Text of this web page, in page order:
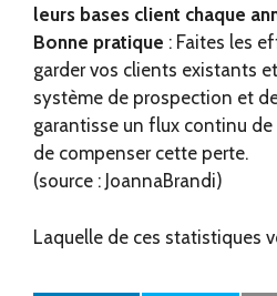
leurs bases client chaque
Bonne pratique : Faites les
garder vos clients existants
système de prospection et
garantisse un flux continu
de compenser cette perte.
(source : JoannaBrandi)
Laquelle de ces statistiques